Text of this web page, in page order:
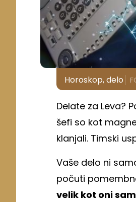
Horoskop, delo
Delate za Leva?
šefi so kot
klanjali. Timski
Vaše delo ni
počuti
velik kot oni